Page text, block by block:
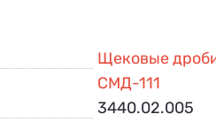
Щековые
СМД-111
3440.02.005